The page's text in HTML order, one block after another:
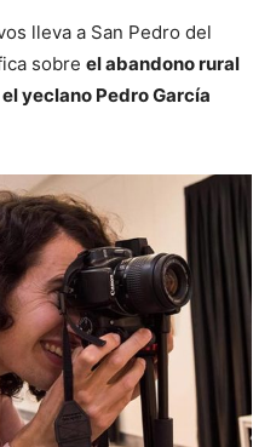
lleva a San Pedro del
sobre el abandono rural
yeclano Pedro García